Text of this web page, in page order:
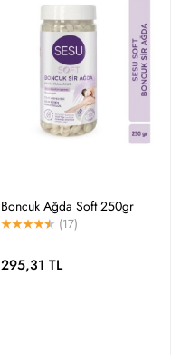
Boncuk Ağda Soft 250gr
(17)
295,31 TL